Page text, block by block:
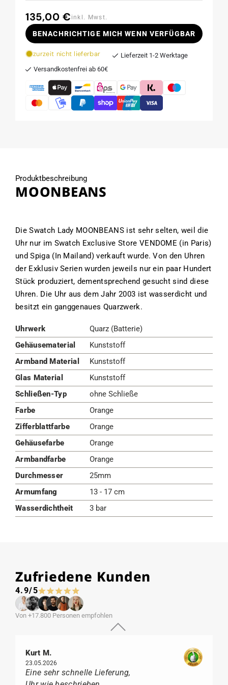
Normaler
Preis
135,00 € inkl. Mwst.
BENACHRICHTIGE MICH WENN VERFÜGBAR
zurzeit nicht lieferbar
Lieferzeit 1-2 Werktage
Versandkostenfrei ab 60€
Produktbeschreibung
MOONBEANS
Die Swatch Lady MOONBEANS ist sehr selten, weil die
Uhr nur im Swatch Exclusive Store VENDOME (in Paris)
und Spiga (In Mailand) verkauft wurde. Von den Uhren
der Exklusiv Serien wurden jeweils nur ein paar Hundert
Stück produziert, dementsprechend gesucht sind diese
Uhren. Die Uhr aus dem Jahr 2003 ist wasserdicht und
besitzt ein ganggenaues Quarzwerk.
Uhrwerk
Quarz (Batterie)
Gehäusematerial
Kunststoff
Armband Material
Kunststoff
Glas Material
Kunststoff
Schließen-Typ
ohne Schließe
Farbe
Orange
Zifferblattfarbe
Orange
Gehäusefarbe
Orange
Armbandfarbe
Orange
Durchmesser
25mm
Armumfang
13 - 17 cm
Wasserdichtheit
3 bar
Zufriedene Kunden
4.9/5
Von +17.800 Personen empfohlen
Kurt M.
23.05.2026
Eine sehr schnelle Lieferung,